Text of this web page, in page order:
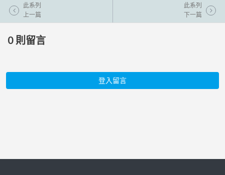
此系列
上一篇
此系列
下一篇
0 則留言
登入留言